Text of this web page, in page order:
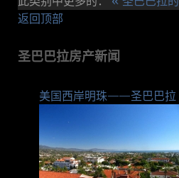
返回顶部
圣巴巴拉房产新闻
美国西岸明珠——圣巴巴拉